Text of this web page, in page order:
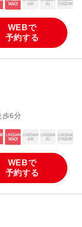
WEBで
予約する
歩6分
WEBで
予約する